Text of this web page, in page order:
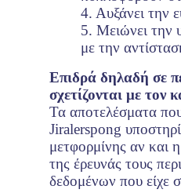
4. Αυξάνει την
5. Μειώνει την
με την
Επιδρά δηλαδή σε
σχετίζονται με τον
Τα αποτελέσματα
Jiralerspong
μετφορμίνης αν και
της έρευνάς τους
δεδομένων που είχε